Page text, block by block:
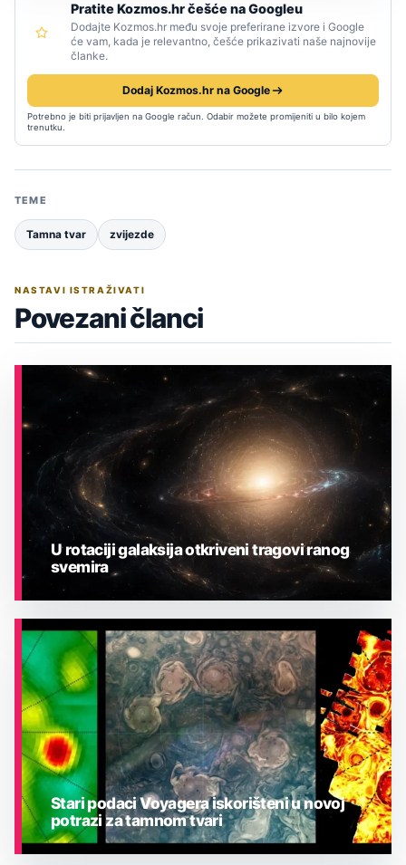
Pratite Kozmos.hr češće na Googleu
Dodajte Kozmos.hr među svoje preferirane izvore i Google
će vam, kada je relevantno, češće prikazivati naše najnovije
članke.
Dodaj Kozmos.hr na Google
Potrebno je biti prijavljen na Google račun. Odabir možete promijeniti u bilo kojem
trenutku.
TEME
Tamna tvar zvijezde
NASTAVI ISTRAŽIVATI
Povezani članci
ASTRONOMIJA
U rotaciji galaksija otkriveni tragovi ranog
svemira
Stari podaci Voyagera iskorišteni u novoj
potrazi za tamnom tvari